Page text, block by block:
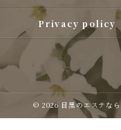
Privacy policy
© 2026 目黒のエステな